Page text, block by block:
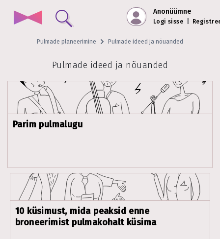
Anonüümne
Logi sisse
Pulmade planeerimine Pulmade ideed ja nõuanded
Pulmade ideed ja nõuanded
Parim pulmalugu
10 küsimust, mida peaksid enne
broneerimist pulmakohalt küsima